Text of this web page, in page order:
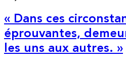
« Dans ces
éprouvantes,
les uns aux autres. »